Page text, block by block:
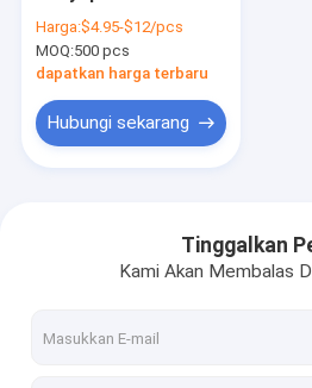
Tentang kita
Lingkungan
Harga:$4.95-$12/pcs
MOQ:500 pcs
dapatkan harga terbaru
Hubungi sekarang
Tinggalkan
Kami Akan Membalas